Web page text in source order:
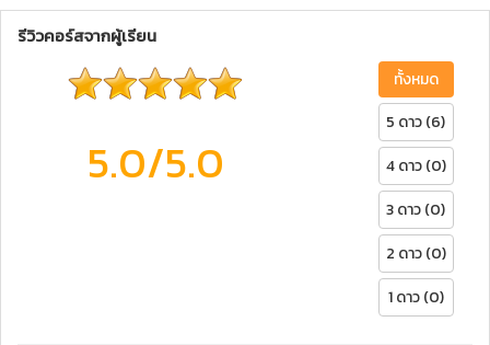
รีวิวคอร์สจากผู้เรียน
5.0/5.0
ทั้งหมด
5 ดาว (6)
4 ดาว (0)
3 ดาว (0)
2 ดาว (0)
1 ดาว (0)